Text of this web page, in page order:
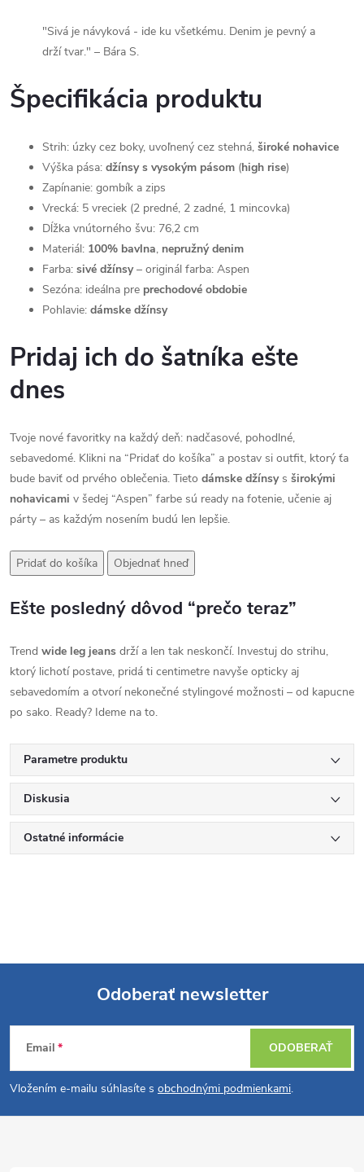
"Sivá je návyková - ide ku všetkému. Denim je pevný a
drží tvar." – Bára S.
Špecifikácia produktu
Strih: úzky cez boky, uvoľnený cez stehná, široké nohavice
Výška pása: džínsy s vysokým pásom (high rise)
Zapínanie: gombík a zips
Vrecká: 5 vreciek (2 predné, 2 zadné, 1 mincovka)
Dĺžka vnútorného švu: 76,2 cm
Materiál: 100% bavlna, nepružný denim
Farba: sivé džínsy– originál farba: Aspen
Sezóna: ideálna pre prechodové obdobie
Pohlavie: dámske džínsy
Pridaj ich do šatníka ešte
dnes
Tvoje nové favoritky na každý deň: nadčasové, pohodlné,
sebavedomé. Klikni na “Pridať do košíka” a postav si outfit, ktorý ťa
bude baviť od prvého oblečenia. Tieto dámske džínsys širokými
nohavicami v šedej “Aspen” farbe sú ready na fotenie, učenie aj
párty – as každým nosením budú len lepšie.
Pridať do košíka Objednať hneď
Ešte posledný dôvod “prečo teraz”
Trend wide leg jeans drží a len tak neskončí. Investuj do strihu,
ktorý lichotí postave, pridá ti centimetre navyše opticky aj
sebavedomím a otvorí nekonečné stylingové možnosti – od kapucne
po sako. Ready? Ideme na to.
Parametre produktu
Diskusia
Ostatné informácie
Z
á
p
Odoberať newsletter
Email
Vložením e-mailu súhlasíte s obchodnými podmienkami.
ODOBERAŤ